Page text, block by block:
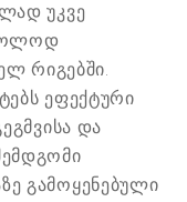
უკვე
რიგებში.
ეფექტური
და
გამოყენებული